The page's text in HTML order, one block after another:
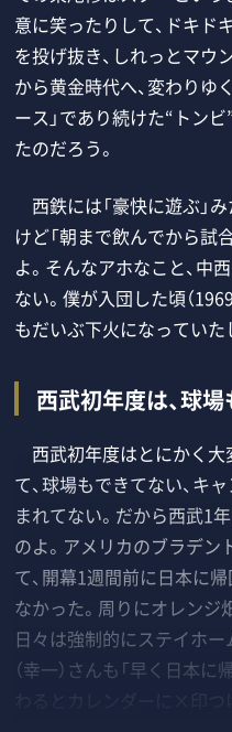
意に笑ったりして、ドキド
を投げ抜き、しれっとマウ
から黄金時代へ、変わりゆ
ース」であり続けた“トン
たのだろう。
西鉄には「豪快に遊ぶ」
けど「朝まで飲んでから試
よ。そんなアホなこと、中西
ない。僕が入団した頃（
もだいぶ下火になっていた
西武初年度は、球
西武初年度はとにかく大
て、球場もできてない、キ
まれてない。だから西武1
のよ。アメリカのブラデ
て、開幕1週間前に日本に
なかった。周りにオレン
日々は強制的にステイホー
（幸一）さんも「早く日本